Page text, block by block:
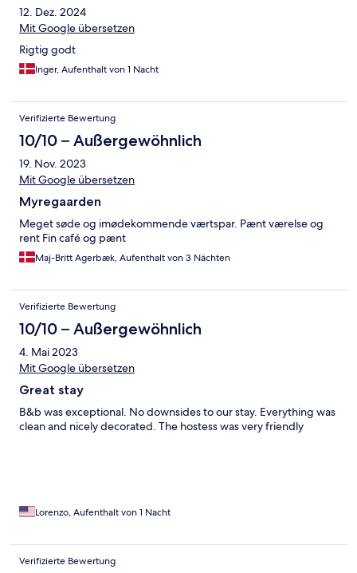
12. Dez. 2024
Mit Google übersetzen
Rigtig godt
Inger, Aufenthalt von 1 Nacht
Verifizierte Bewertung
10/10 – Außergewöhnlich
19. Nov. 2023
Mit Google übersetzen
Myregaarden
Meget søde og imødekommende værtspar. Pænt værelse og
rent Fin café og pænt
Maj-Britt Agerbæk, Aufenthalt von 3 Nächten
Verifizierte Bewertung
10/10 – Außergewöhnlich
4. Mai 2023
Mit Google übersetzen
Great stay
B&b was exceptional. No downsides to our stay. Everything was
clean and nicely decorated. The hostess was very friendly
Lorenzo, Aufenthalt von 1 Nacht
Verifizierte Bewertung